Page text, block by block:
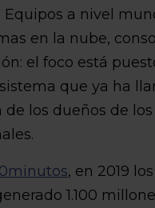
. Equipos a nivel
en la nube,
el foco está
que ya ha
de los dueños de
, en 2019
1.100